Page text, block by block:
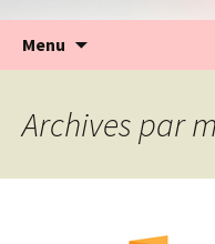
Menu
Archives par